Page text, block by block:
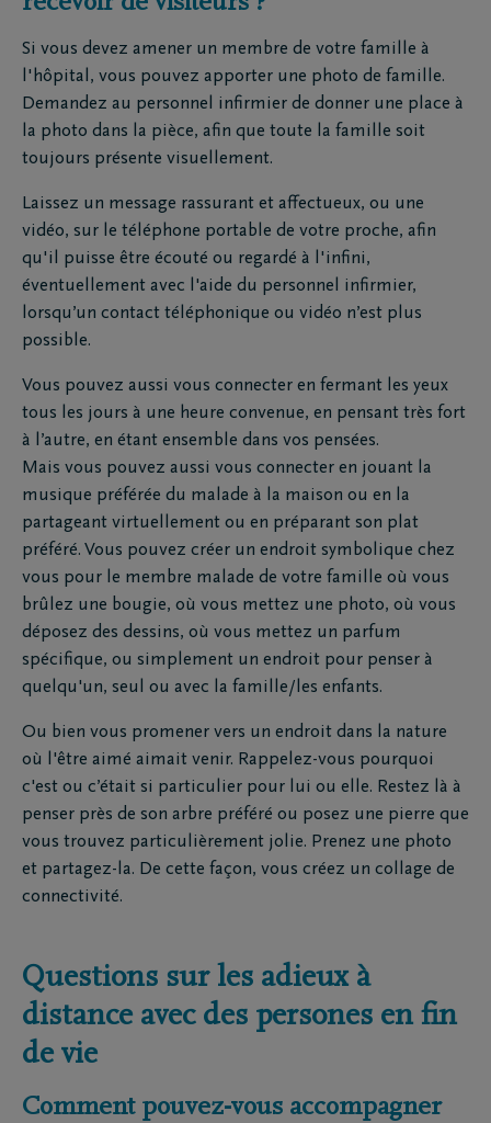
Si vous devez amener un membre de votre famille à
l'hôpital, vous pouvez apporter une photo de famille.
Demandez au personnel infirmier de donner une place à
la photo dans la pièce, afin que toute la famille soit
toujours présente visuellement.
Laissez un message rassurant et affectueux, ou une
vidéo, sur le téléphone portable de votre proche, afin
qu'il puisse être écouté ou regardé à l'infini,
éventuellement avec l'aide du personnel infirmier,
lorsqu’un contact téléphonique ou vidéo n’est plus
possible.
Vous pouvez aussi vous connecter en fermant les yeux
tous les jours à une heure convenue, en pensant très fort
à l’autre, en étant ensemble dans vos pensées.
Mais vous pouvez aussi vous connecter en jouant la
musique préférée du malade à la maison ou en la
partageant virtuellement ou en préparant son plat
préféré. Vous pouvez créer un endroit symbolique chez
vous pour le membre malade de votre famille où vous
brûlez une bougie, où vous mettez une photo, où vous
déposez des dessins, où vous mettez un parfum
spécifique, ou simplement un endroit pour penser à
quelqu'un, seul ou avec la famille/les enfants.
Ou bien vous promener vers un endroit dans la nature
où l'être aimé aimait venir. Rappelez-vous pourquoi
c'est ou c’était si particulier pour lui ou elle. Restez là à
penser près de son arbre préféré ou posez une pierre que
vous trouvez particulièrement jolie. Prenez une photo
et partagez-la. De cette façon, vous créez un collage de
connectivité.
Questions sur les adieux à
distance avec des persones en fin
de vie
Comment pouvez-vous accompagner